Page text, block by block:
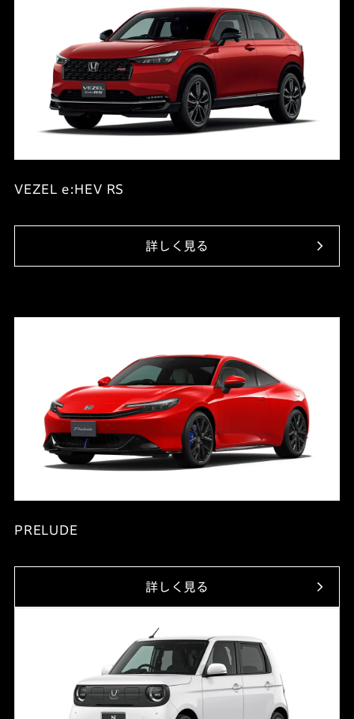
VEZEL e:HEV RS
詳しく見る
PRELUDE
詳しく見る